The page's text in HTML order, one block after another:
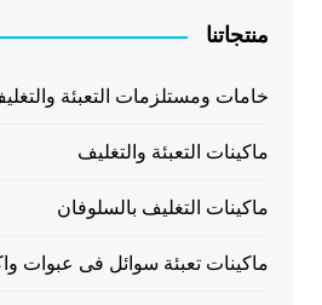
منتجاتنا
خامات ومستلزمات التعبئة
ماكينات التعبئة والتغليف
ماكينات التغليف بالسلوفان
ماكينات تعبئة سوائل فى عبوات